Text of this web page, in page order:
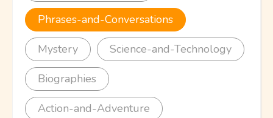
Phrases-and-Conversations
Mystery Science-and-Technology
Biographies
Action-and-Adventure